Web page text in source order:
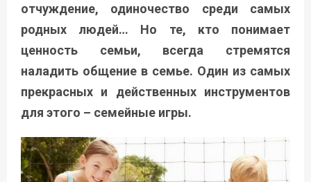
отчуждение, одиночество среди самых
родных людей… Но те, кто понимает
ценность семьи, всегда стремятся
наладить общение в семье. Один из самых
прекрасных и действенных инструментов
для этого – семейные игры.